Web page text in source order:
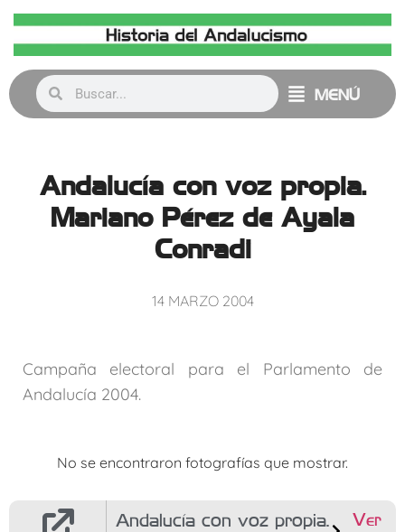
MENÚ
Andalucía con voz propia.
Mariano Pérez de Ayala
Conradi
14 MARZO 2004
Campaña electoral para el Parlamento de
Andalucía 2004.
No se encontraron fotografías que mostrar.
Andalucía con voz propia.
Ver